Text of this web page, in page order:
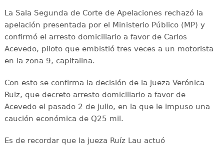
La Sala Segunda de Corte de Apelaciones rechazó la
apelación presentada por el Ministerio Público (MP) y
confirmó el arresto domiciliario a favor de Carlos
Acevedo, piloto que embistió tres veces a un motorista
en la zona 9, capitalina.
Con esto se confirma la decisión de la jueza Verónica
Ruiz, que decreto arresto domiciliario a favor de
Acevedo el pasado 2 de julio, en la que le impuso una
caución económica de Q25 mil.
Es de recordar que la jueza Ruíz Lau actuó